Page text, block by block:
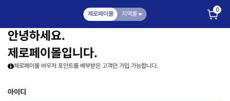
제로페이몰 지역몰
0
안녕하세요.
제로페이몰입니다.
제로페이몰 바우처 포인트를 배부받은 고객만 가입 가능합니다.
아이디